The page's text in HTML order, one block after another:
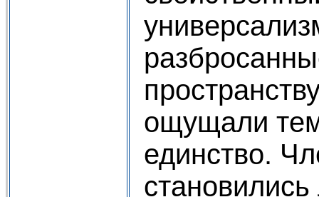
ощущали
единство.